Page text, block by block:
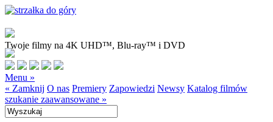
Twoje filmy na 4K UHD™, Blu-ray™ i DVD
Menu »
« Zamknij O nas Premiery Zapowiedzi Newsy Katalog filmów
szukanie zaawansowane »